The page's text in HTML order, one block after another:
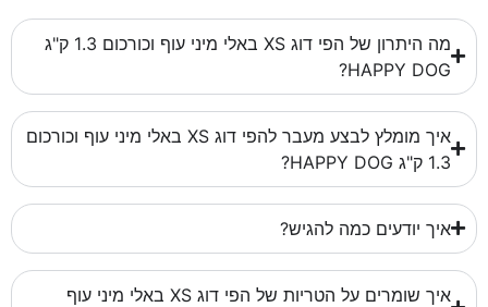
מה היתרון של הפי דוג XS באלי מיני עוף וכורכום 1.3 ק"ג
HAPPY DOG?
איך מומלץ לבצע מעבר להפי דוג XS באלי מיני עוף וכורכום
1.3 ק"ג HAPPY DOG?
איך יודעים כמה להגיש?
איך שומרים על הטריות של הפי דוג XS באלי מיני עוף